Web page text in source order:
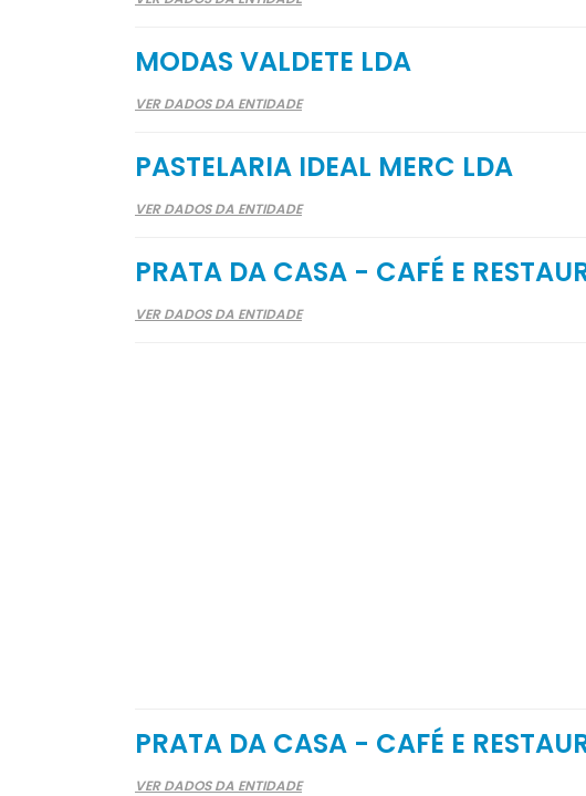
MODAS VALDETE LDA
VER DADOS DA ENTIDADE
PASTELARIA IDEAL MERC LDA
VER DADOS DA ENTIDADE
PRATA DA CASA - CAFÉ E
VER DADOS DA ENTIDADE
PRATA DA CASA - CAFÉ E
VER DADOS DA ENTIDADE